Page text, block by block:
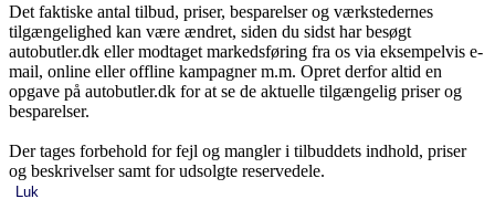
Det faktiske antal tilbud, priser, besparelser og værkstedernes
tilgængelighed kan være ændret, siden du sidst har besøgt
autobutler.dk eller modtaget markedsføring fra os via eksempelvis e-
mail, online eller offline kampagner m.m. Opret derfor altid en
opgave på autobutler.dk for at se de aktuelle tilgængelig priser og
besparelser.
Der tages forbehold for fejl og mangler i tilbuddets indhold, priser
og beskrivelser samt for udsolgte reservedele.
Luk